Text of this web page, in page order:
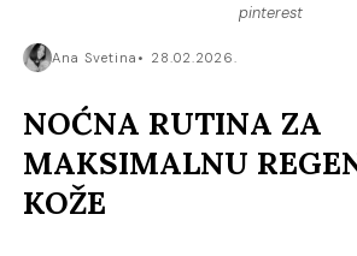
pinterest
Ana Svetina 28.02.2026.
NOĆNA RUTINA ZA
MAKSIMALNU
KOŽE